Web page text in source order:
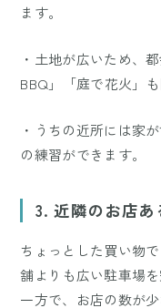
ます。
・土地が広いため、
BBQ」「庭で花火」
・うちの近所には家
の練習ができます。
3. 近隣のお店あ
ちょっとした買い物
舗よりも広い駐車場
一方で、お店の数が